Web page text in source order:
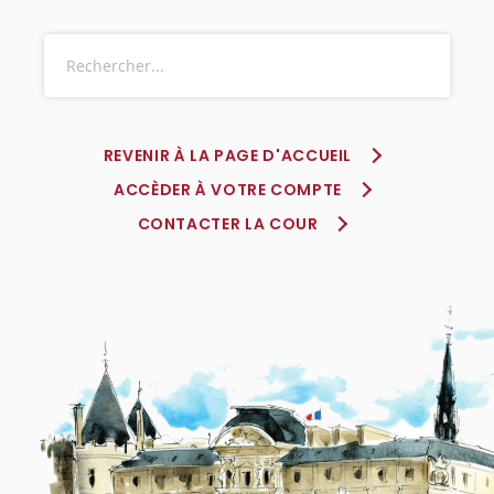
REVENIR À LA PAGE D'ACCUEIL
ACCÈDER À VOTRE COMPTE
CONTACTER LA COUR